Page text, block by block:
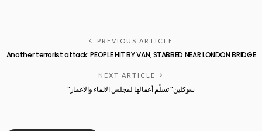
PREVIOUS ARTICLE
Another terrorist attack: PEOPLE HIT BY VAN, STABBED NEAR LONDON BRIDGE
NEXT ARTICLE
“سوكلين” تسلّم أعمالها لمجلس الانماء والاعمار